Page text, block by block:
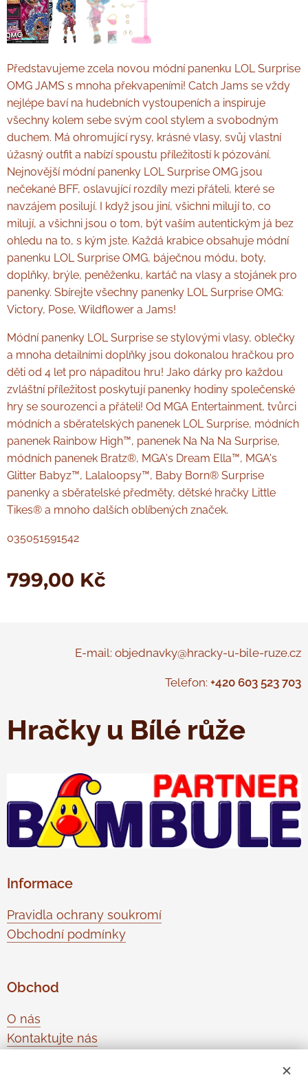
Představujeme zcela novou módní panenku LOL Surprise
OMG JAMS s mnoha překvapeními! Catch Jams se vždy
nejlépe baví na hudebních vystoupeních a inspiruje
všechny kolem sebe svým cool stylem a svobodným
duchem. Má ohromující rysy, krásné vlasy, svůj vlastní
úžasný outfit a nabízí spoustu příležitostí k pózování.
Nejnovější módní panenky LOL Surprise OMG jsou
nečekané BFF, oslavující rozdíly mezi přáteli, které se
navzájem posilují. I když jsou jiní, všichni milují to, co
milují, a všichni jsou o tom, být vaším autentickým já bez
ohledu na to, s kým jste. Každá krabice obsahuje módní
panenku LOL Surprise OMG, báječnou módu, boty,
doplňky, brýle, peněženku, kartáč na vlasy a stojánek pro
panenky. Sbírejte všechny panenky LOL Surprise OMG:
Victory, Pose, Wildflower a Jams!
Módní panenky LOL Surprise se stylovými vlasy, oblečky
a mnoha detailními doplňky jsou dokonalou hračkou pro
děti od 4 let pro nápaditou hru! Jako dárky pro každou
zvláštní příležitost poskytují panenky hodiny společenské
hry se sourozenci a přáteli! Od MGA Entertainment, tvůrci
módních a sběratelských panenek LOL Surprise, módních
panenek Rainbow High™, panenek Na Na Na Surprise,
módních panenek Bratz®, MGA's Dream Ella™, MGA's
Glitter Babyz™, Lalaloopsy™, Baby Born® Surprise
panenky a sběratelské předměty, dětské hračky Little
Tikes® a mnoho dalších oblíbených značek.
035051591542
799,00 Kč
E-mail: objednavky@hracky-u-bile-ruze.cz
Telefon: +420 603 523 703
Hračky u Bílé růže
Informace
Pravidla ochrany soukromí
Obchodní podmínky
Obchod
O nás
Kontaktujte nás